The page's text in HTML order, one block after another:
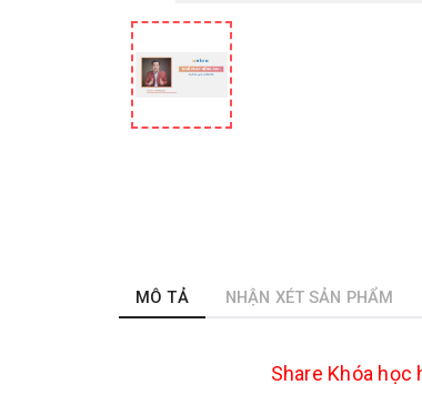
MÔ TẢ NHẬN XÉT SẢN PHẨM
Share Khóa học